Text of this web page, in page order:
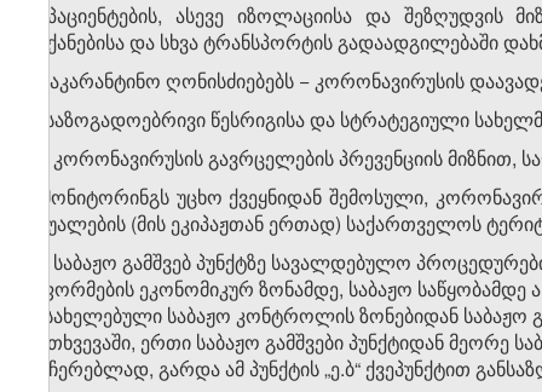
ბ) პაციენტების, ასევე იზოლაციისა და შეზღუდვის
მანქანებისა და სხვა ტრანსპორტის გადაადგილებაში
გ) საკარანტინო ღონისძიებებს − კორონავირუსის
დ) საზოგადოებრივი წესრიგისა და სტრატეგიული
) კორონავირუსის გავრცელების პრევენციის მიზნით,
ე) მონიტორინგს უცხო ქვეყნიდან შემოსული,
საშუალების (მის ეკიპაჟთან ერთად) საქართველოს
ე.ა) საბაჟო გამშვებ პუნქტზე სავალდებულო
გაფორმების ეკონომიკურ ზონამდე, საბაჟო
დასახელებული საბაჟო კონტროლის ზონებიდან
შემთხვევაში, ერთი საბაჟო გამშვები პუნქტიდან
გაუჩერებლად, გარდა ამ პუნქტის „ე.ბ“ ქვეპუნქტით